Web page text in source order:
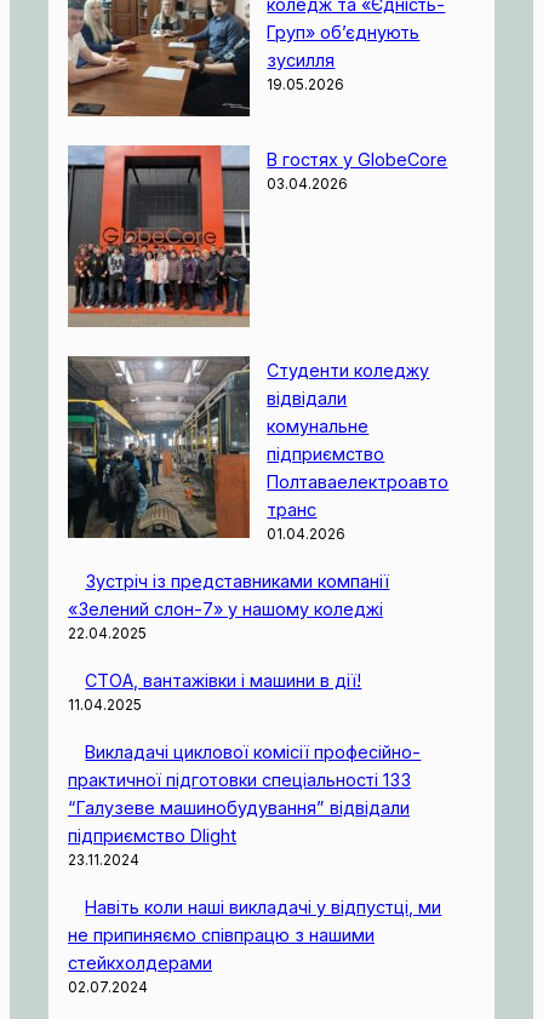
Груп» об’єднують
зусилля
19.05.2026
В гостях у GlobeCore
03.04.2026
Студенти коледжу
відвідали
комунальне
підприємство
Полтаваелектроавто
транс
01.04.2026
Зустріч із представниками компанії
«Зелений слон-7» у нашому коледжі
22.04.2025
СТОА, вантажівки і машини в дії!
11.04.2025
Викладачі циклової комісії професійно-
практичної підготовки спеціальності 133
“Галузеве машинобудування” відвідали
підприємство Dlight
23.11.2024
Навіть коли наші викладачі у відпустці, ми
не припиняємо співпрацю з нашими
стейкхолдерами
02.07.2024